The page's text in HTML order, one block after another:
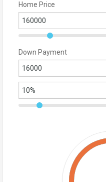
Home Price
Down Payment